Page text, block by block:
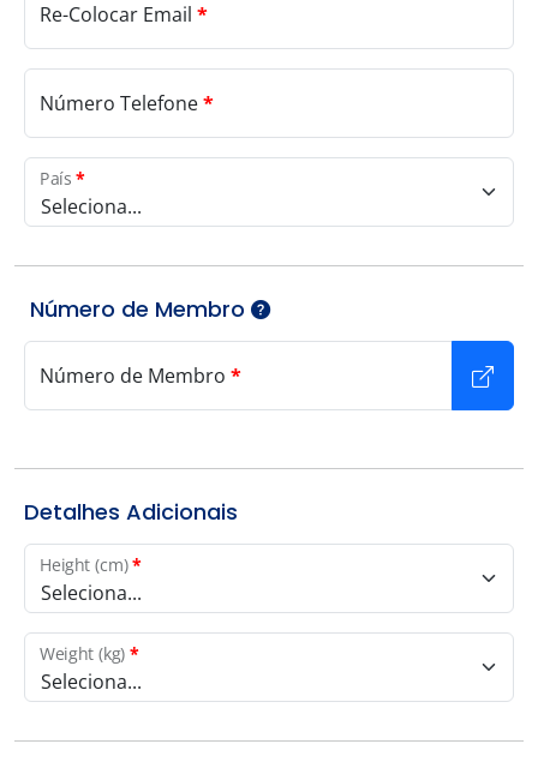
Re-Colocar Email *
Número Telefone*
Seleciona...
País *
Número de Membro
Número de Membro *
Detalhes Adicionais
Seleciona...
Height (cm)*
Seleciona...
Weight (kg) *